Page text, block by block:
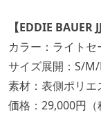
【EDDIE BAUER
カラー：ライトセ
サイズ展開：S/
素材：表側ポリ
価格：29,000円（